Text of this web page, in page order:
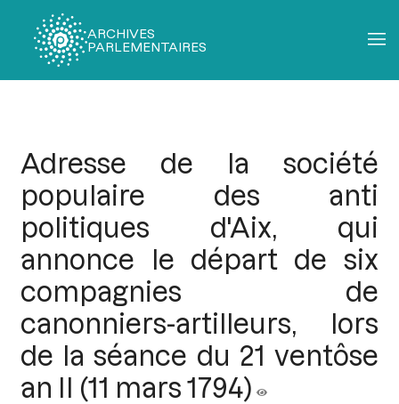
ARCHIVES
PARLEMENTAIRES
Adresse de la société
populaire des anti
politiques d'Aix, qui
annonce le départ de six
compagnies de
canonniers-artilleurs, lors
de la séance du 21 ventôse
an II (11 mars 1794)